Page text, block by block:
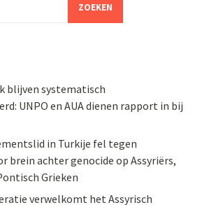
ZOEKEN
blijven systematisch
UNPO en AUA dienen rapport in bij
in Turkije fel tegen
brein achter genocide op Assyriërs,
Grieken
verwelkomt het Assyrisch